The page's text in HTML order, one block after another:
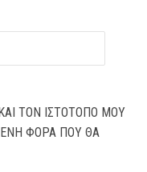
ΤΟΝ ΙΣΤΌΤΟΠΟ ΜΟΥ
ΦΟΡΆ ΠΟΥ ΘΑ